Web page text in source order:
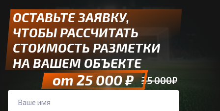
ОСТАВЬТЕ ЗАЯВКУ,
ЧТОБЫ РАССЧИТАТЬ
СТОИМОСТЬ РАЗМЕТКИ
НА ВАШЕМ ОБЪЕКТЕ
от 25 000 ₽ 35 000₽